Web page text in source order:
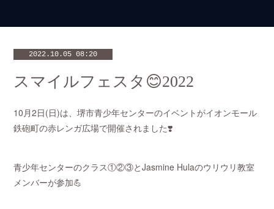
2022.10.05 08:20
スマイルフェスタ😊2022
10月2日(日)は、堺市青少年センターのイベントがイオンモール
鉄砲町の赤レンガ広場で開催されました❣️
青少年センターのクラス①②③とJasmine Hulaのウリウリ教室
メンバーが参加💪